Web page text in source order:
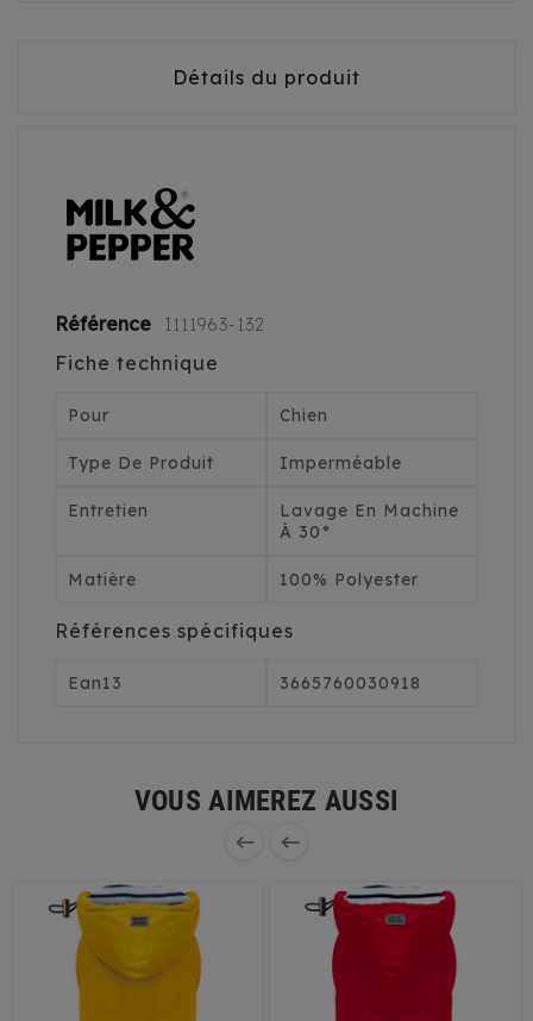
Détails du produit
Référence I111963-132
Fiche technique
Pour Chien
Type De Produit Imperméable
Entretien
Lavage En Machine
À 30°
Matière 100% Polyester
Références spécifiques
Ean13 3665760030918
VOUS AIMEREZ AUSSI
 